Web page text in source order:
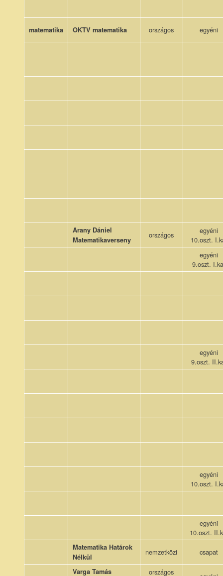
matematika OKTV matematika országos egyéni
Arany Dániel
Matematikaverseny
országos
egyéni
10.oszt.
egyéni
9.oszt.
egyéni
9.oszt.
egyéni
10.oszt.
egyéni
10.oszt.
Matematika Határok
Nélkül
nemzetközi csapat
Varga Tamás
országos